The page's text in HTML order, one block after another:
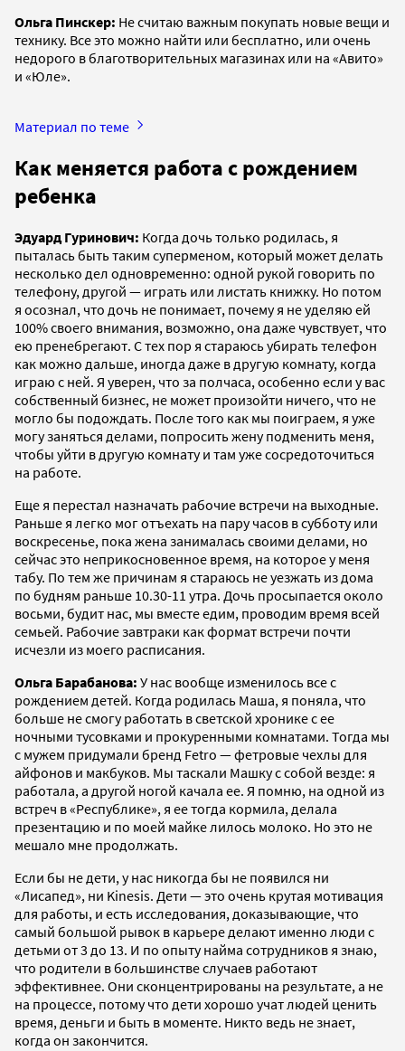
Ольга Пинскер: Не считаю важным покупать новые вещи и
технику. Все это можно найти или бесплатно, или очень
недорого в благотворительных магазинах или на «Авито»
и «Юле».
Материал по теме
Как меняется работа с рождением
ребенка
Эдуард Гуринович: Когда дочь только родилась, я
пыталась быть таким суперменом, который может делать
несколько дел одновременно: одной рукой говорить по
телефону, другой — играть или листать книжку. Но потом
я осознал, что дочь не понимает, почему я не уделяю ей
100% своего внимания, возможно, она даже чувствует, что
ею пренебрегают. С тех пор я стараюсь убирать телефон
как можно дальше, иногда даже в другую комнату, когда
играю с ней. Я уверен, что за полчаса, особенно если у вас
собственный бизнес, не может произойти ничего, что не
могло бы подождать. После того как мы поиграем, я уже
могу заняться делами, попросить жену подменить меня,
чтобы уйти в другую комнату и там уже сосредоточиться
на работе.
Еще я перестал назначать рабочие встречи на выходные.
Раньше я легко мог отъехать на пару часов в субботу или
воскресенье, пока жена занималась своими делами, но
сейчас это неприкосновенное время, на которое у меня
табу. По тем же причинам я стараюсь не уезжать из дома
по будням раньше 10.30-11 утра. Дочь просыпается около
восьми, будит нас, мы вместе едим, проводим время всей
семьей. Рабочие завтраки как формат встречи почти
исчезли из моего расписания.
Ольга Барабанова: У нас вообще изменилось все с
рождением детей. Когда родилась Маша, я поняла, что
больше не смогу работать в светской хронике с ее
ночными тусовками и прокуренными комнатами. Тогда мы
с мужем придумали бренд Fetro — фетровые чехлы для
айфонов и макбуков. Мы таскали Машку с собой везде: я
работала, а другой ногой качала ее. Я помню, на одной из
встреч в «Республике», я ее тогда кормила, делала
презентацию и по моей майке лилось молоко. Но это не
мешало мне продолжать.
Если бы не дети, у нас никогда бы не появился ни
«Лисапед», ни Kinesis. Дети — это очень крутая мотивация
для работы, и есть исследования, доказывающие, что
самый большой рывок в карьере делают именно люди с
детьми от 3 до 13. И по опыту найма сотрудников я знаю,
что родители в большинстве случаев работают
эффективнее. Они сконцентрированы на результате, а не
на процессе, потому что дети хорошо учат людей ценить
время, деньги и быть в моменте. Никто ведь не знает,
когда он закончится.